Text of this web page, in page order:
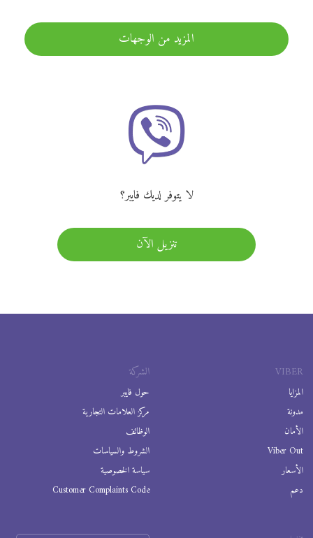
المزيد من الوجهات
لا يتوفر لديك فايبر؟
تنزيل الآن
VIBER
المزايا
مدونة
الأمان
Viber Out
الأسعار
دعم
الشركة
حول فايبر
مركز العلامات التجارية
الوظائف
الشروط والسياسات
سياسة الخصوصية
Customer Complaints Code